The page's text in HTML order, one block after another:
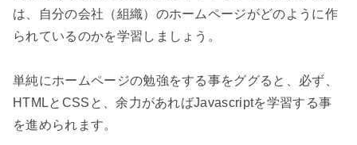
は、自分の会社（組織）のホームページがどのように作
られているのかを学習しましょう。
単純にホームページの勉強をする事をググると、必ず、
HTMLとCSSと、余力があればJavascriptを学習する事
を進められます。